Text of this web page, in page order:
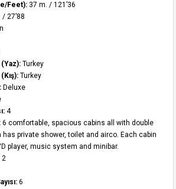
Feet): 37 m. / 121’36
27’88
Turkey
Turkey
Deluxe
4
6 comfortable, spacious cabins all with double
has private shower, toilet and airco. Each cabin
player, music system and minibar.
6